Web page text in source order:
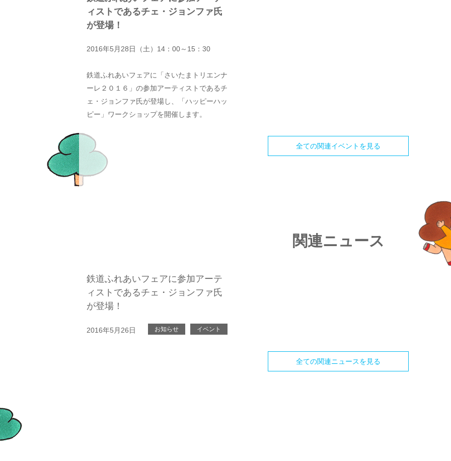
ィストであるチェ・ジョンファ氏
が登場！
2016年5月28日（土）14：00～15：30
鉄道ふれあいフェアに「さいたまトリエンナ
ーレ２０１６」の参加アーティストであるチ
ェ・ジョンファ氏が登場し、「ハッピーハッ
ピー」ワークショップを開催します。
全ての関連イベントを見る
関連ニュース
鉄道ふれあいフェアに参加アーテ
ィストであるチェ・ジョンファ氏
が登場！
2016年5月26日 お知らせ イベント
全ての関連ニュースを見る